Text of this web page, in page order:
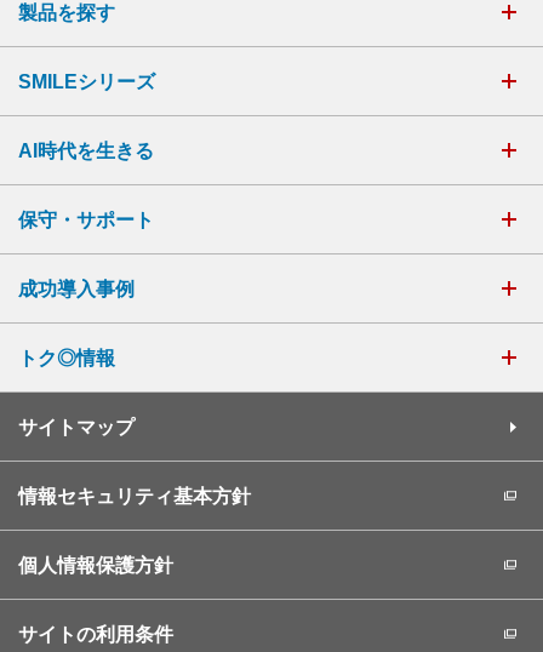
製品を探す
SMILEシリーズ
AI時代を生きる
保守・サポート
成功導入事例
トク◎情報
サイトマップ
情報セキュリティ基本方針
個人情報保護方針
サイトの利用条件